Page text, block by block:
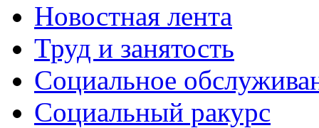
Новостная лента
Труд и занятость
Социальное
Социальный ракурс